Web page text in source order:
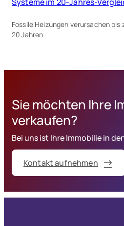
Fossile Heizungen verursachen
20 Jahren
Sie möchten Ihre
verkaufen?
Bei uns ist Ihre Immobilie in
Kontakt aufnehmen